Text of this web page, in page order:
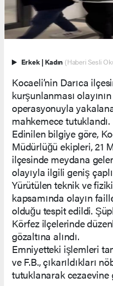
Erkek | Kadın (Haberi Sesli
Kocaeli’nin Darıca
kurşunlanması
operasyonuyla
mahkemece tutuklandı.
Edinilen bilgiye göre,
Müdürlüğü ekipleri, 21
ilçesinde meydana
olayıyla ilgili geniş
Yürütülen teknik ve
kapsamında olayın
olduğu tespit edildi.
Körfez ilçelerinde
gözaltına alındı.
Emniyetteki işlemleri
ve F.B., çıkarıldıkları
tutuklanarak cezaevine